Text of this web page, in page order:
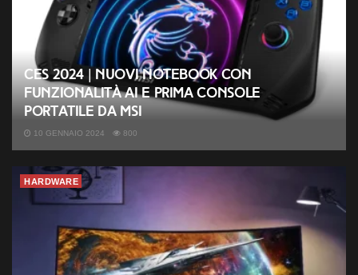
CES 2024 | Nuovi notebook con
funzionalità AI e prima console
portatile da MSI
10 GENNAIO 2024 800
HARDWARE